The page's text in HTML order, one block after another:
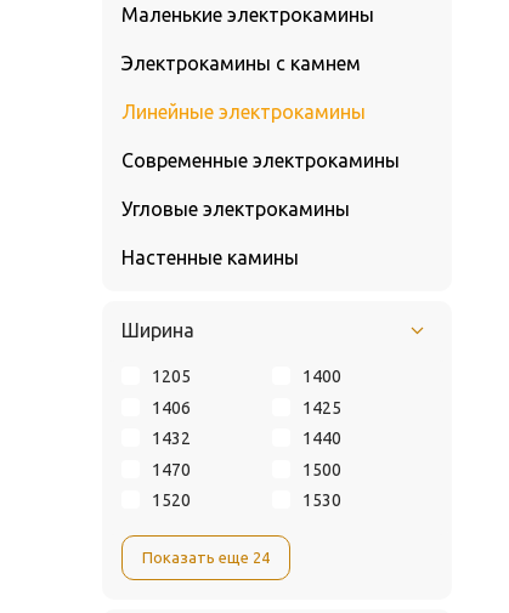
Маленькие электрокамины
Электрокамины с камнем
Линейные электрокамины
Современные электрокамины
Угловые электрокамины
Настенные камины
Ширина
1205
1400
1406
1425
1432
1440
1470
1500
1520
1530
Показать еще 24